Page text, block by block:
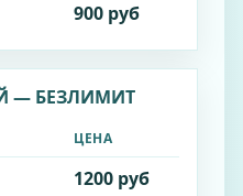
900 руб
— БЕЗЛИМИТ
ЦЕНА
1200 руб